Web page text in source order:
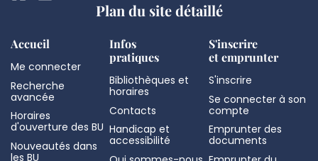
Plan du site détaillé
Accueil
Me connecter
Recherche
avancée
Horaires
d'ouverture des BU
Nouveautés dans
les BU
Infos
pratiques
Bibliothèques et
horaires
Contacts
Handicap et
accessibilité
S'inscrire
et emprunter
S'inscrire
Se connecter à son
compte
Emprunter des
documents